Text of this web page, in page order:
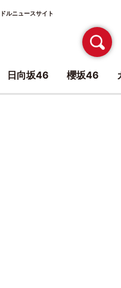
ルニュースサイト
日向坂46 櫻坂46